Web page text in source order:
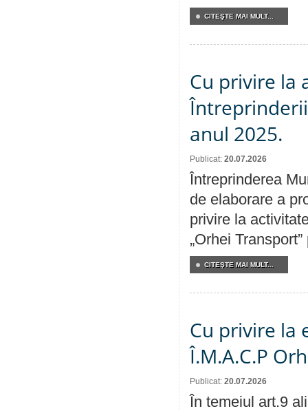
CITEŞTE MAI MULT...
Cu privire la
anul 2025.
Publicat: 20.07.2026
Întreprinderea
de elaborare a
privire la
„Orhei
CITEŞTE MAI MULT...
Cu privire la
Î.M.A.C.P
Publicat: 20.07.2026
În temeiul art.9